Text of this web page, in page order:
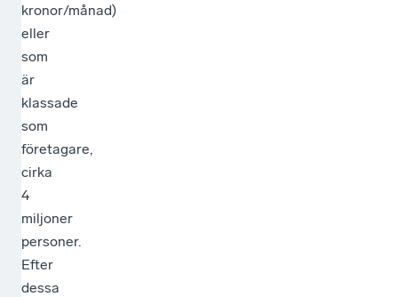
kronor/månad)
eller
som
är
klassade
som
företagare,
cirka
4
miljoner
personer.
Efter
dessa